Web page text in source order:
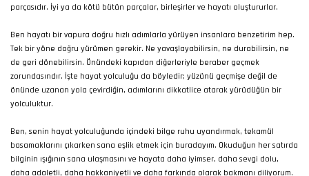
parçasıdır. İyi ya da kötü bütün parçalar, birleşirler ve hayatı oluştururlar.
Ben hayatı bir vapura doğru hızlı adımlarla yürüyen insanlara benzetirim hep.
Tek bir yöne doğru yürümen gerekir. Ne yavaşlayabilirsin, ne durabilirsin, ne
de geri dönebilirsin. Önündeki kapıdan diğerleriyle beraber geçmek
zorundasındır. İşte hayat yolculuğu da böyledir; yüzünü geçmişe değil de
önünde uzanan yola çevirdiğin, adımlarını dikkatlice atarak yürüdüğün bir
yolculuktur.
Ben, senin hayat yolculuğunda içindeki bilge ruhu uyandırmak, tekamül
basamaklarını çıkarken sana eşlik etmek için buradayım. Okuduğun her satırda
bilginin ışığının sana ulaşmasını ve hayata daha iyimser, daha sevgi dolu,
daha adaletli, daha hakkaniyetli ve daha farkında olarak bakmanı diliyorum.